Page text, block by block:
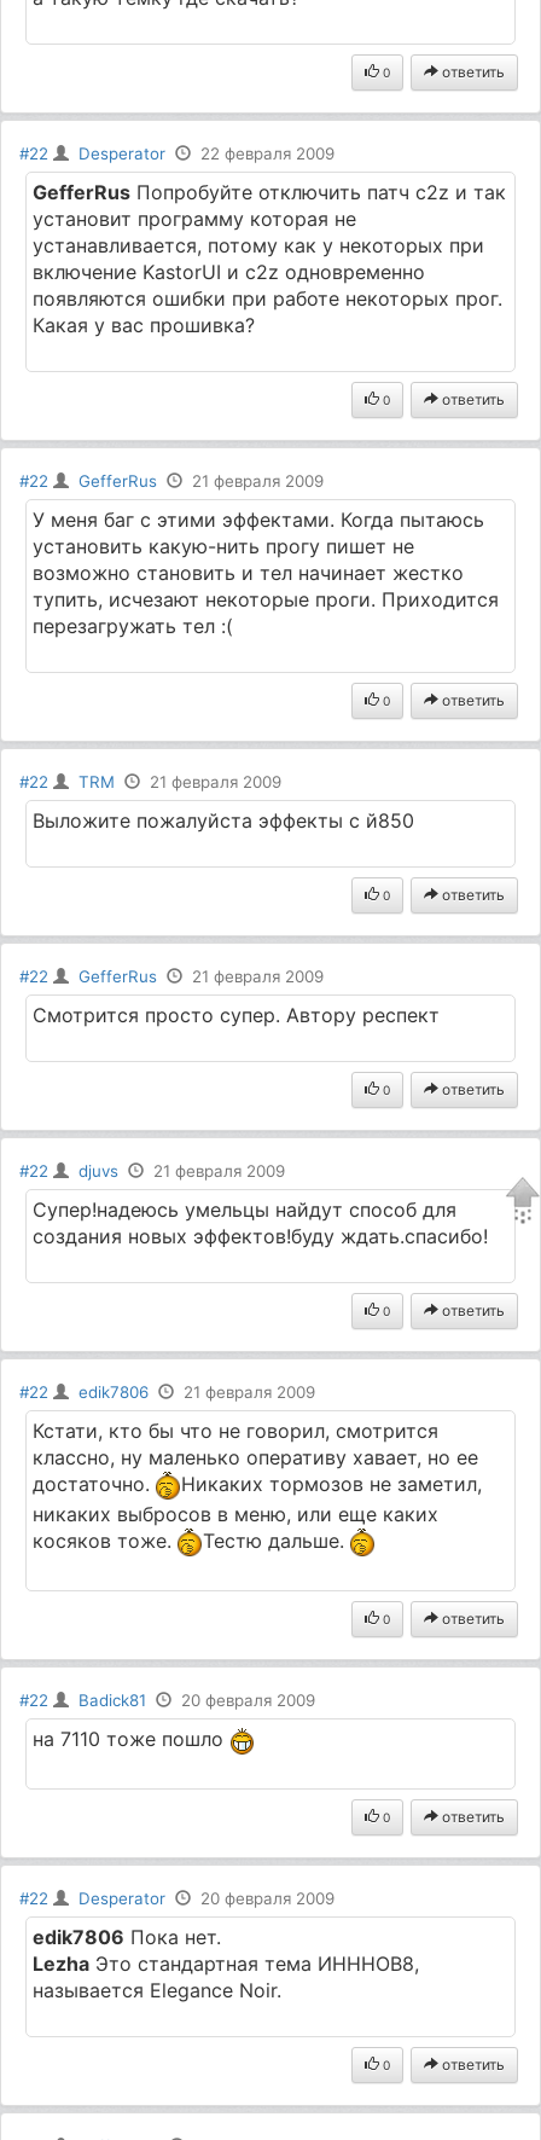
0 ответить
#22 Desperator 22 февраля 2009
GefferRus Попробуйте отключить патч c2z и так
установит программу которая не
устанавливается, потому как у некоторых при
включение KastorUI и c2z одновременно
появляются ошибки при работе некоторых прог.
Какая у вас прошивка?
0 ответить
#22 GefferRus 21 февраля 2009
У меня баг с этими эффектами. Когда пытаюсь
установить какую-нить прогу пишет не
возможно становить и тел начинает жестко
тупить, исчезают некоторые проги. Приходится
перезагружать тел :(
0 ответить
#22 TRM 21 февраля 2009
Выложите пожалуйста эффекты с й850
0 ответить
#22 GefferRus 21 февраля 2009
Смотрится просто супер. Автору респект
0 ответить
#22 djuvs 21 февраля 2009
Супер!надеюсь умельцы найдут способ для
создания новых эффектов!буду ждать.спасибо!
0 ответить
#22 edik7806 21 февраля 2009
Кстати, кто бы что не говорил, смотрится
классно, ну маленько оперативу хавает, но ее
достаточно.
Никаких тормозов не заметил,
никаких выбросов в меню, или еще каких
косяков тоже.
Тестю дальше.
0 ответить
#22 Badick81 20 февраля 2009
на 7110 тоже пошло
0 ответить
#22 Desperator 20 февраля 2009
edik7806 Пока нет.
Lezha Это стандартная тема ИНННОВ8,
называется Elegance Noir.
0 ответить